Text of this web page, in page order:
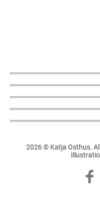
2026 © Katja Osthus.